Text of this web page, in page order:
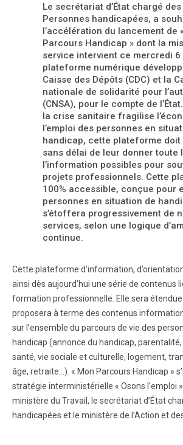
Le secrétariat d’État chargé des
Personnes handicapées, a
l’accélération du lancement de
Parcours Handicap » dont la
service intervient ce mercredi 6
plateforme numérique
Caisse des Dépôts (CDC) et la
nationale de solidarité pour
(CNSA), pour le compte de
la crise sanitaire fragilise
l’emploi des personnes en
handicap, cette plateforme doit
sans délai de leur donner toute
l’information possibles pour
projets professionnels. Cette
100% accessible, conçue pour
personnes en situation de
s’étoffera progressivement de
services, selon une logique
continue.
Cette plateforme d’information,
ainsi dès aujourd’hui une série de contenus
formation professionnelle. Elle sera étendue
proposera à terme des contenus
sur l’ensemble du parcours de vie des
handicap (annonce du handicap,
santé, vie sociale et culturelle, logement,
âge, retraite…). « Mon Parcours Handicap »
stratégie interministérielle « Osons l’emploi
ministère du Travail, le secrétariat d’État
handicapées et le ministère de l’Action et